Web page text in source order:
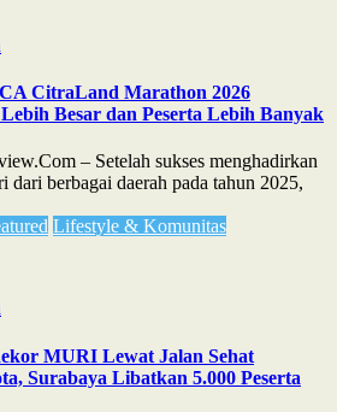
CitraLand Marathon 2026
Besar dan Peserta Lebih Banyak
– Setelah sukses menghadirkan
berbagai daerah pada tahun 2025,
Lifestyle & Komunitas
MURI Lewat Jalan Sehat
Surabaya Libatkan 5.000 Peserta